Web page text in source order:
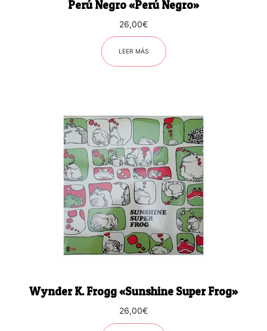
Perú Negro «Perú Negro»
26,00€
LEER MÁS
Wynder K. Frogg «Sunshine Super Frog»
26,00€